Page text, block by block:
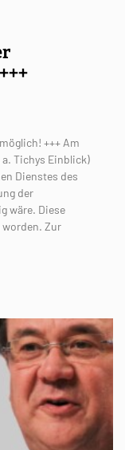
+++ Am
Tichys Einblick)
Dienstes des
der
wäre. Diese
Zur